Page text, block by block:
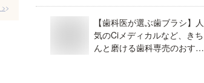
>
【歯科医が選ぶ歯ブラシ】人
気のCiメディカルなど、きち
んと磨ける歯科専売のおすす